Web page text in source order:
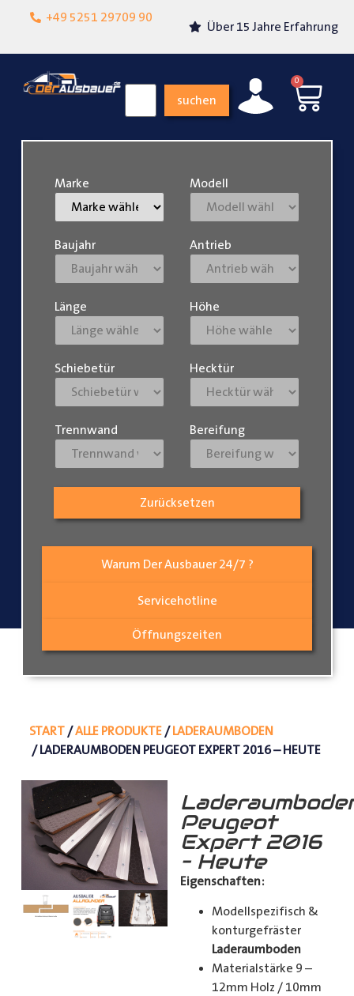
+49 5251 29709 90
Lokalgeschäft in
Über 15 Jahre Erfahrung
suchen
0
Warum Der Ausbauer 24/7 ?
Servicehotline
Öffnungszeiten
Marke Modell
Baujahr Antrieb
Länge Höhe
Schiebetür Hecktür
Trennwand Bereifung
Zurücksetzen
START/ALLE PRODUKTE/LADERAUMBODEN
/ LADERAUMBODEN PEUGEOT EXPERT 2016 – HEUTE
Peugeot
Expert 2016
– Heute
Eigenschaften:
Modellspezifisch &
konturgefräster
Laderaumboden
Materialstärke 9 –
12mm Holz / 10mm